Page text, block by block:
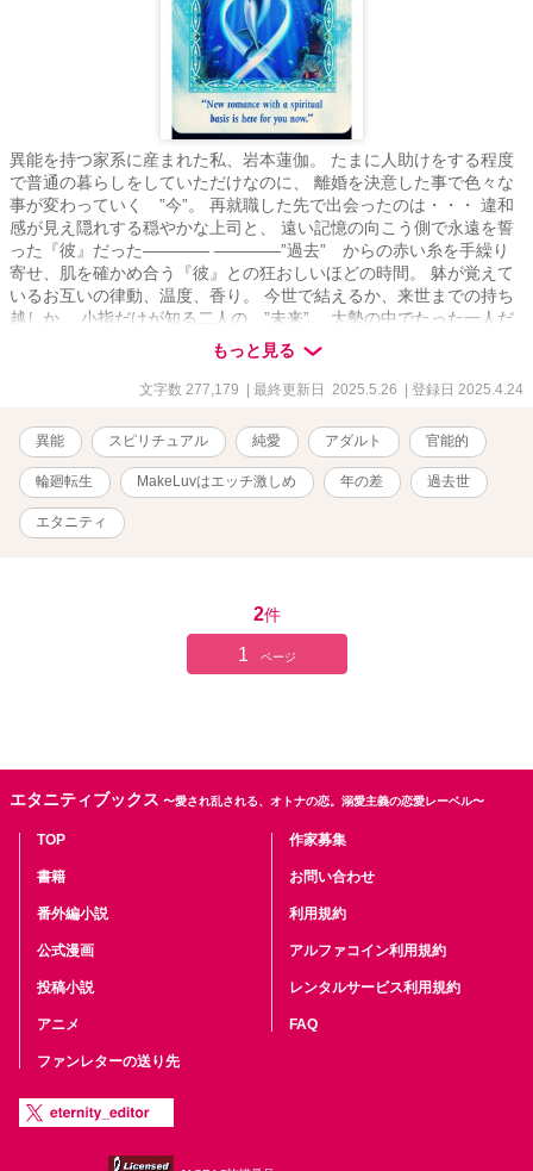
異能を持つ家系に産まれた私、岩本蓮伽。 たまに人助けをする程度
で普通の暮らしをしていただけなのに、 離婚を決意した事で色々な
事が変わっていく ”今”。 再就職した先で出会ったのは・・・ 違和
感が見え隠れする穏やかな上司と、 遠い記憶の向こう側で永遠を誓
った『彼』だった―――― ――――”過去” からの赤い糸を手繰り
寄せ、肌を確かめ合う『彼』との狂おしいほどの時間。 躰が覚えて
いるお互いの律動、温度、香り。 今世で結えるか、来世までの持ち
越しか。 小指だけが知る二人の ”未来”。 大勢の中でたった一人だ
け、温かい光に包まれて佇んでいた彼。 見つめ合った瞬間、懐かし
い記憶が蘇る・・・ 一人で娘を育て生きていこうと決めた私に、 突
然舞い降りた【最後の恋】。 遥かな時空を超えて来た赤い糸。 先に
もっと見る
文字数 277,179 | 最終更新日 2025.5.26 | 登録日 2025.4.24
異能 スピリチュアル 純愛 アダルト 官能的
輪廻転生 MakeLuvはエッチ激しめ 年の差 過去世
エタニティ
2件
1 ページ
エタニティブックス 〜愛され乱される、オトナの恋。溺愛主義の恋愛レーベル〜
TOP
書籍
番外編小説
公式漫画
投稿小説
アニメ
ファンレターの送り先
作家募集
お問い合わせ
利用規約
アルファコイン利用規約
レンタルサービス利用規約
FAQ